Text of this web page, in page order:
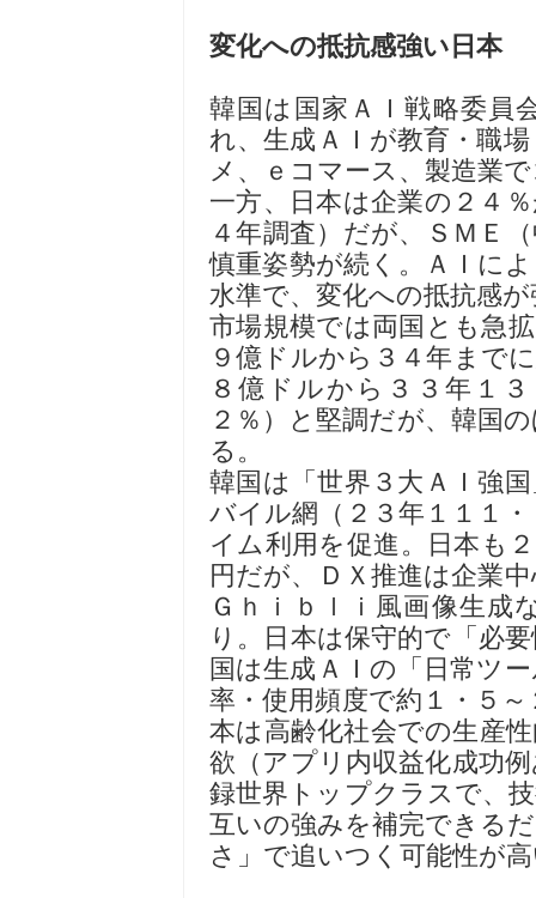
変化への抵抗感強い日本
韓国は国家ＡＩ戦略委員
れ、生成ＡＩが教育・職
メ、ｅコマース、製造業
一方、日本は企業の２４
４年調査）だが、ＳＭＥ
慎重姿勢が続く。ＡＩに
水準で、変化への抵抗感
市場規模では両国とも急
９億ドルから３４年まで
８億ドルから３３年１
２％）と堅調だが、韓国
る。
韓国は「世界３大ＡＩ強
バイル網（２３年１１１
イム利用を促進。日本も
円だが、ＤＸ推進は企業
Ｇｈｉｂｌｉ風画像生成
り。日本は保守的で「必
国は生成ＡＩの「日常ツ
率・使用頻度で約１・５
本は高齢化社会での生産
欲（アプリ内収益化成功
録世界トップクラスで、
互いの強みを補完できる
さ」で追いつく可能性が